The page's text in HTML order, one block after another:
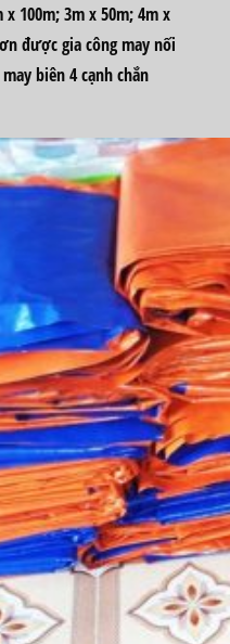
x 100m; 3m x 50m; 4m x
được gia công may nối
biên 4 cạnh chắn